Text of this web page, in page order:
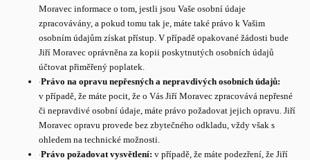
Moravec informace o tom, jestli jsou Vaše osobní údaje
zpracovávány, a pokud tomu tak je, máte také právo k Vašim
osobním údajům získat přístup. V případě opakované žádosti bude
Jiří Moravec oprávněna za kopii poskytnutých osobních údajů
účtovat přiměřený poplatek.
·Právo na opravu nepřesných a nepravdivých osobních údajů:
v případě, že máte pocit, že o Vás Jiří Moravec zpracovává nepřesné
či nepravdivé osobní údaje, máte právo požadovat jejich opravu. Jiří
Moravec opravu provede bez zbytečného odkladu, vždy však s
ohledem na technické možnosti.
·Právo požadovat vysvětlení: v případě, že máte podezření, že Jiří